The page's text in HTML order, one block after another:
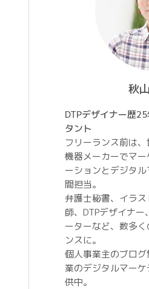
秋
DTPデザイナー歴
タント
フリーランス前は
機器メーカーでマ
ーションとデジタ
間担当。
弁護士秘書、イラ
師、DTPデザイナ
ーターなど、数多
ンスに。
個人事業主のブロ
業のデジタルマー
供中。